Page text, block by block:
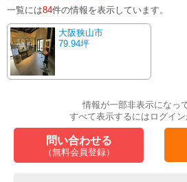
一覧には84件の情報を表示しています。
大阪狭山市
79.94坪
情報が一部非表示になっ
すべて表示するにはログイン
問い合わせる
（無料会員登録）